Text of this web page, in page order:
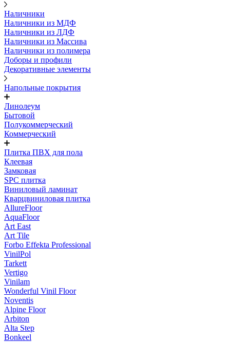
Наличники
Наличники из МДФ
Наличники из ЛДФ
Наличники из Массива
Наличники из полимера
Доборы и профили
Декоративные элементы
Напольные покрытия
Линолеум
Бытовой
Полукоммерческий
Коммерческий
Плитка ПВХ для пола
Клеевая
Замковая
SPC плитка
Виниловый ламинат
Кварцвиниловая плитка
AllureFloor
AquaFloor
Art East
Art Tile
Forbo Effekta Professional
VinilPol
Tarkett
Vertigo
Vinilam
Wonderful Vinil Floor
Noventis
Alpine Floor
Arbiton
Alta Step
Bonkeel